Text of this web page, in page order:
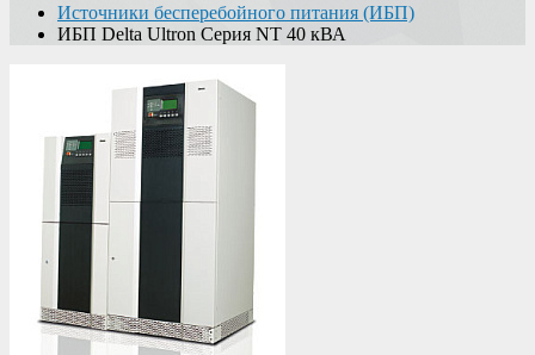
Источники бесперебойного питания (ИБП)
ИБП Delta Ultron Серия NT 40 кВА